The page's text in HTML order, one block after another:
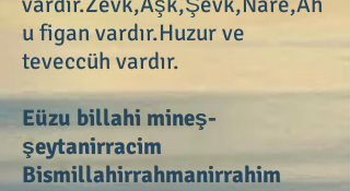
u figan vardır.Huzur ve
teveccüh vardır.
Eüzu billahi mineş-
şeytanirracim
Bismillahirrahmanirrahim